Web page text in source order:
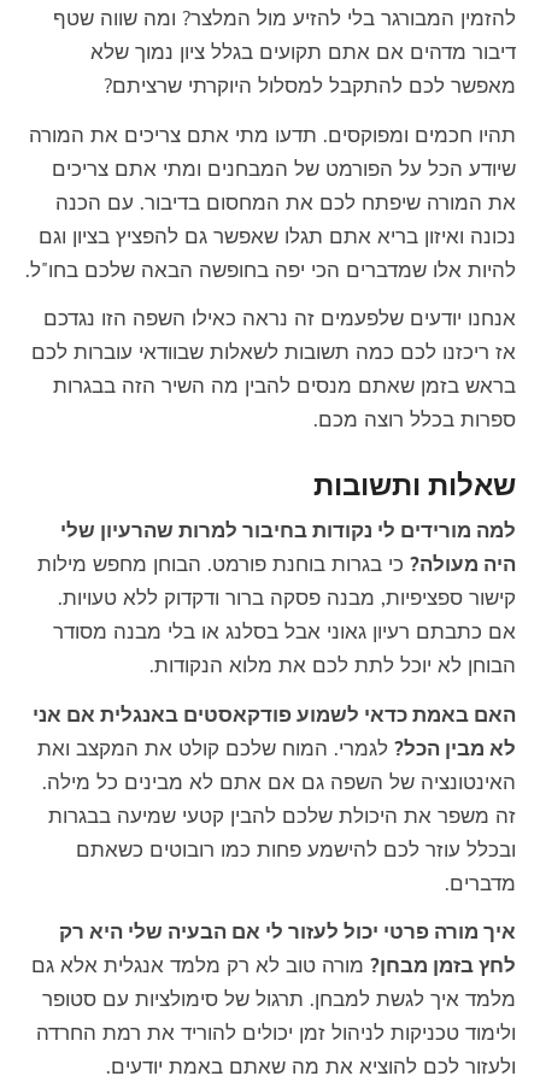
להזמין המבורגר בלי להזיע מול המלצר? ומה שווה שטף
דיבור מדהים אם אתם תקועים בגלל ציון נמוך שלא
מאפשר לכם להתקבל למסלול היוקרתי שרציתם?
תהיו חכמים ומפוקסים. תדעו מתי אתם צריכים את המורה
שיודע הכל על הפורמט של המבחנים ומתי אתם צריכים
את המורה שיפתח לכם את המחסום בדיבור. עם הכנה
נכונה ואיזון בריא אתם תגלו שאפשר גם להפציץ בציון וגם
להיות אלו שמדברים הכי יפה בחופשה הבאה שלכם בחו"ל.
אנחנו יודעים שלפעמים זה נראה כאילו השפה הזו נגדכם
אז ריכזנו לכם כמה תשובות לשאלות שבוודאי עוברות לכם
בראש בזמן שאתם מנסים להבין מה השיר הזה בבגרות
ספרות בכלל רוצה מכם.
שאלות ותשובות
למה מורידים לי נקודות בחיבור למרות שהרעיון שלי
היה מעולה?כי בגרות בוחנת פורמט. הבוחן מחפש מילות
קישור ספציפיות, מבנה פסקה ברור ודקדוק ללא טעויות.
אם כתבתם רעיון גאוני אבל בסלנג או בלי מבנה מסודר
הבוחן לא יוכל לתת לכם את מלוא הנקודות.
האם באמת כדאי לשמוע פודקאסטים באנגלית אם אני
לא מבין הכל?לגמרי. המוח שלכם קולט את המקצב ואת
האינטונציה של השפה גם אם אתם לא מבינים כל מילה.
זה משפר את היכולת שלכם להבין קטעי שמיעה בבגרות
ובכלל עוזר לכם להישמע פחות כמו רובוטים כשאתם
מדברים.
איך מורה פרטי יכול לעזור לי אם הבעיה שלי היא רק
לחץ בזמן מבחן?מורה טוב לא רק מלמד אנגלית אלא גם
מלמד איך לגשת למבחן. תרגול של סימולציות עם סטופר
ולימוד טכניקות לניהול זמן יכולים להוריד את רמת החרדה
ולעזור לכם להוציא את מה שאתם באמת יודעים.